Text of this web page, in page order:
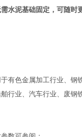
水泥基础固定，可随时
色金属加工行业、钢
行业、汽车行业、废钢